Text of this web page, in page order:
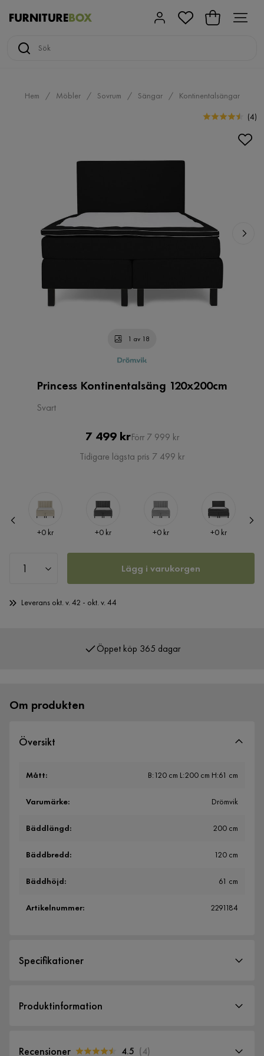
Hem Möbler Sovrum Sängar
Kontinentalsängar
(4)
1 av 18
Princess Kontinentalsäng 120x200cm
Svart
Pris
7 499 krOriginal
Pris
Förr 7 999 kr
Tidigare lägsta pris 7 499 kr
Pris
+0 kr Pris
+0 kr Pris
+0 kr Pris
+0 kr
Lägg i varukorgen
Leverans okt. v. 42 - okt. v. 44
Om produkten
Översikt
Mått: B:120 cm L:200 cm H:61 cm
Varumärke: Drömvik
Bäddlängd: 200 cm
Bäddbredd: 120 cm
Bäddhöjd: 61 cm
Artikelnummer: 2291184
Specifikationer
Storlek
Produktinformation
Recensioner 4.5 (4)